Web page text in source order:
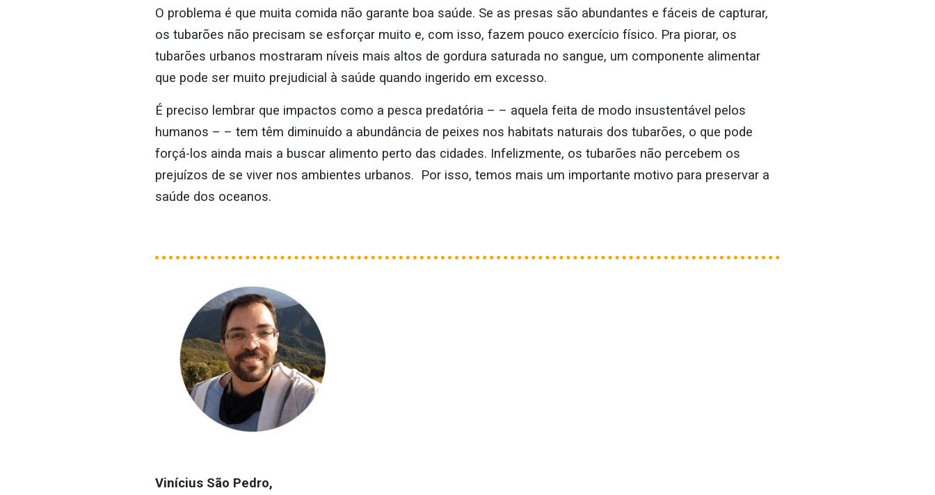
O problema é que muita comida não garante boa saúde. Se as presas são abundantes e fáceis de capturar,
os tubarões não precisam se esforçar muito e, com isso, fazem pouco exercício físico. Pra piorar, os
tubarões urbanos mostraram níveis mais altos de gordura saturada no sangue, um componente alimentar
que pode ser muito prejudicial à saúde quando ingerido em excesso.
É preciso lembrar que impactos como a pesca predatória – – aquela feita de modo insustentável pelos
humanos – – tem têm diminuído a abundância de peixes nos habitats naturais dos tubarões, o que pode
forçá-los ainda mais a buscar alimento perto das cidades. Infelizmente, os tubarões não percebem os
prejuízos de se viver nos ambientes urbanos. Por isso, temos mais um importante motivo para preservar a
saúde dos oceanos.
Vinícius São Pedro,